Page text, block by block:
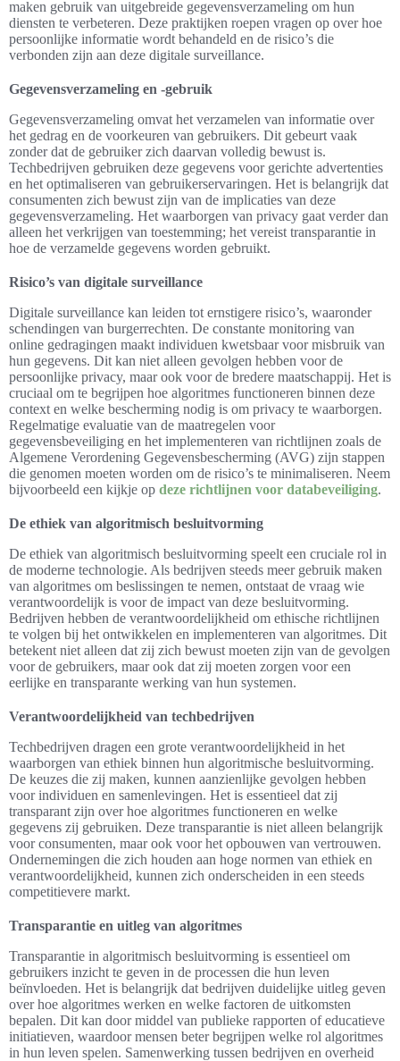
maken gebruik van uitgebreide gegevensverzameling om hun
diensten te verbeteren. Deze praktijken roepen vragen op over hoe
persoonlijke informatie wordt behandeld en de risico’s die
verbonden zijn aan deze digitale surveillance.
Gegevensverzameling en -gebruik
Gegevensverzameling omvat het verzamelen van informatie over
het gedrag en de voorkeuren van gebruikers. Dit gebeurt vaak
zonder dat de gebruiker zich daarvan volledig bewust is.
Techbedrijven gebruiken deze gegevens voor gerichte advertenties
en het optimaliseren van gebruikerservaringen. Het is belangrijk dat
consumenten zich bewust zijn van de implicaties van deze
gegevensverzameling. Het waarborgen van privacy gaat verder dan
alleen het verkrijgen van toestemming; het vereist transparantie in
hoe de verzamelde gegevens worden gebruikt.
Risico’s van digitale surveillance
Digitale surveillance kan leiden tot ernstigere risico’s, waaronder
schendingen van burgerrechten. De constante monitoring van
online gedragingen maakt individuen kwetsbaar voor misbruik van
hun gegevens. Dit kan niet alleen gevolgen hebben voor de
persoonlijke privacy, maar ook voor de bredere maatschappij. Het is
cruciaal om te begrijpen hoe algoritmes functioneren binnen deze
context en welke bescherming nodig is om privacy te waarborgen.
Regelmatige evaluatie van de maatregelen voor
gegevensbeveiliging en het implementeren van richtlijnen zoals de
Algemene Verordening Gegevensbescherming (AVG) zijn stappen
die genomen moeten worden om de risico’s te minimaliseren. Neem
bijvoorbeeld een kijkje op deze richtlijnen voor databeveiliging.
De ethiek van algoritmisch besluitvorming
De ethiek van algoritmisch besluitvorming speelt een cruciale rol in
de moderne technologie. Als bedrijven steeds meer gebruik maken
van algoritmes om beslissingen te nemen, ontstaat de vraag wie
verantwoordelijk is voor de impact van deze besluitvorming.
Bedrijven hebben de verantwoordelijkheid om ethische richtlijnen
te volgen bij het ontwikkelen en implementeren van algoritmes. Dit
betekent niet alleen dat zij zich bewust moeten zijn van de gevolgen
voor de gebruikers, maar ook dat zij moeten zorgen voor een
eerlijke en transparante werking van hun systemen.
Verantwoordelijkheid van techbedrijven
Techbedrijven dragen een grote verantwoordelijkheid in het
waarborgen van ethiek binnen hun algoritmische besluitvorming.
De keuzes die zij maken, kunnen aanzienlijke gevolgen hebben
voor individuen en samenlevingen. Het is essentieel dat zij
transparant zijn over hoe algoritmes functioneren en welke
gegevens zij gebruiken. Deze transparantie is niet alleen belangrijk
voor consumenten, maar ook voor het opbouwen van vertrouwen.
Ondernemingen die zich houden aan hoge normen van ethiek en
verantwoordelijkheid, kunnen zich onderscheiden in een steeds
competitievere markt.
Transparantie en uitleg van algoritmes
Transparantie in algoritmisch besluitvorming is essentieel om
gebruikers inzicht te geven in de processen die hun leven
beïnvloeden. Het is belangrijk dat bedrijven duidelijke uitleg geven
over hoe algoritmes werken en welke factoren de uitkomsten
bepalen. Dit kan door middel van publieke rapporten of educatieve
initiatieven, waardoor mensen beter begrijpen welke rol algoritmes
in hun leven spelen. Samenwerking tussen bedrijven en overheid